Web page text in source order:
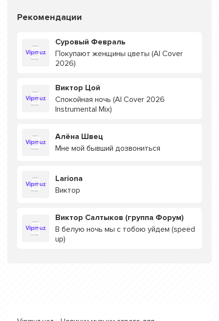
Рекомендации
Суровый Февраль
Покупают женщины цветы (AI Cover
2026)
Виктор Цой
Спокойная ночь (AI Cover 2026
Instrumental Mix)
Алёна Швец
Мне мой бывший дозвониться
Lariona
Виктор
Виктор Салтыков (группа Форум)
В белую ночь мы с тобою уйдем (speed
up)